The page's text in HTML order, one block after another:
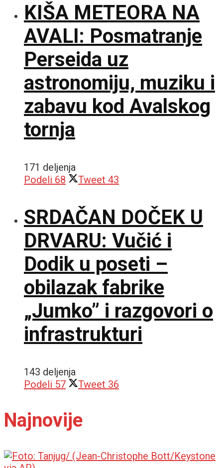
KIŠA METEORA NA
AVALI: Posmatranje
Perseida uz
astronomiju, muziku i
zabavu kod Avalskog
tornja
171 deljenja
Podeli 68 Tweet 43
SRDAČAN DOČEK U
DRVARU: Vučić i
Dodik u poseti –
obilazak fabrike
„Jumko” i razgovori o
infrastrukturi
143 deljenja
Podeli 57 Tweet 36
Najnovije